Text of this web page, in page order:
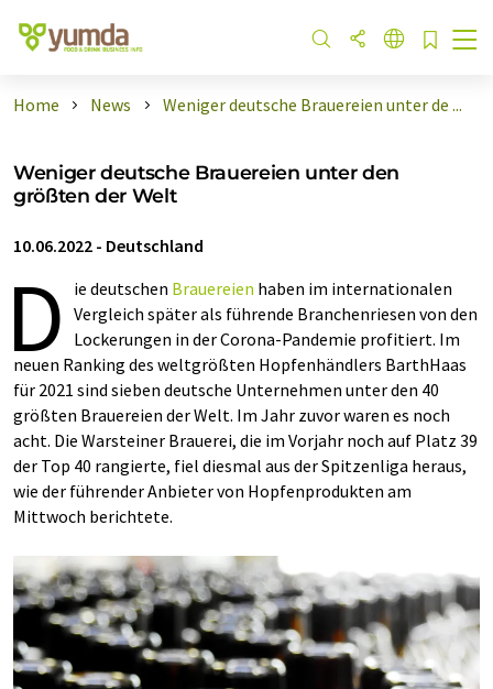
Home News Weniger deutsche Brauereien unter de ...
Weniger deutsche Brauereien unter den
größten der Welt
10.06.2022 - Deutschland
D ie deutschen Brauereien haben im internationalen
Vergleich später als führende Branchenriesen von den
Lockerungen in der Corona-Pandemie profitiert. Im
neuen Ranking des weltgrößten Hopfenhändlers BarthHaas
für 2021 sind sieben deutsche Unternehmen unter den 40
größten Brauereien der Welt. Im Jahr zuvor waren es noch
acht. Die Warsteiner Brauerei, die im Vorjahr noch auf Platz 39
der Top 40 rangierte, fiel diesmal aus der Spitzenliga heraus,
wie der führender Anbieter von Hopfenprodukten am
Mittwoch berichtete.